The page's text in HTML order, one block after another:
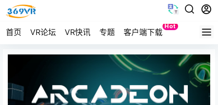
首页 VR论坛 VR快讯 专题 客户端下载
Hot
Quest